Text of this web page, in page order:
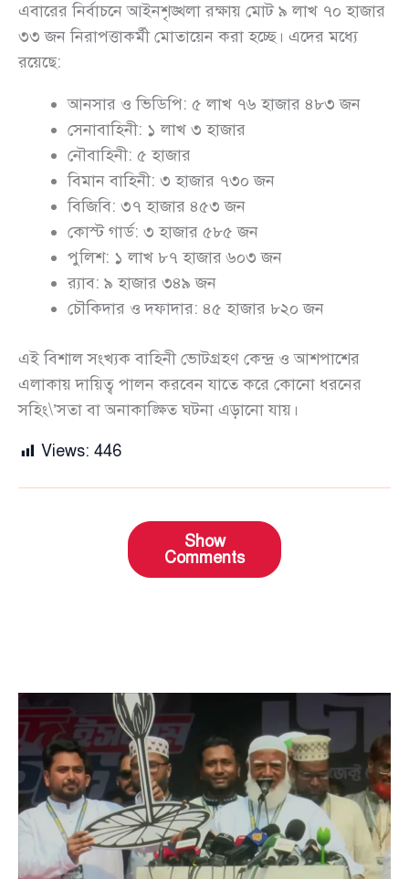
এবারের নির্বাচনে আইনশৃঙ্খলা রক্ষায় মোট ৯ লাখ ৭০ হাজার
৩৩ জন নিরাপত্তাকর্মী মোতায়েন করা হচ্ছে। এদের মধ্যে
রয়েছে:
আনসার ও ভিডিপি: ৫ লাখ ৭৬ হাজার ৪৮৩ জন
সেনাবাহিনী: ১ লাখ ৩ হাজার
নৌবাহিনী: ৫ হাজার
বিমান বাহিনী: ৩ হাজার ৭৩০ জন
বিজিবি: ৩৭ হাজার ৪৫৩ জন
কোস্ট গার্ড: ৩ হাজার ৫৮৫ জন
পুলিশ: ১ লাখ ৮৭ হাজার ৬০৩ জন
র‍্যাব: ৯ হাজার ৩৪৯ জন
চৌকিদার ও দফাদার: ৪৫ হাজার ৮২০ জন
এই বিশাল সংখ্যক বাহিনী ভোটগ্রহণ কেন্দ্র ও আশপাশের
এলাকায় দায়িত্ব পালন করবেন যাতে করে কোনো ধরনের
সহিং\’সতা বা অনাকাঙ্ক্ষিত ঘটনা এড়ানো যায়।
Views: 446
Show
Comments